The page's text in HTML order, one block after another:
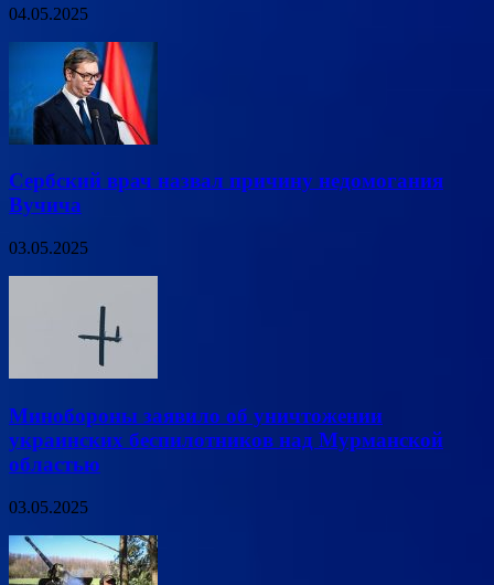
04.05.2025
Сербский врач назвал причину недомогания
Вучича
03.05.2025
Минобороны заявило об уничтожении
украинских беспилотников над Мурманской
областью
03.05.2025